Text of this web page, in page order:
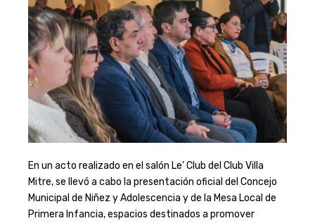
En un acto realizado en el salón Le’ Club del Club Villa
Mitre, se llevó a cabo la presentación oficial del Concejo
Municipal de Niñez y Adolescencia y de la Mesa Local de
Primera Infancia, espacios destinados a promover